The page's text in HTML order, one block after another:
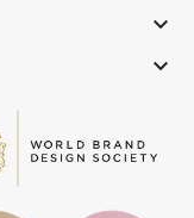
keyboard_arrow_down
keyboard_arrow_down